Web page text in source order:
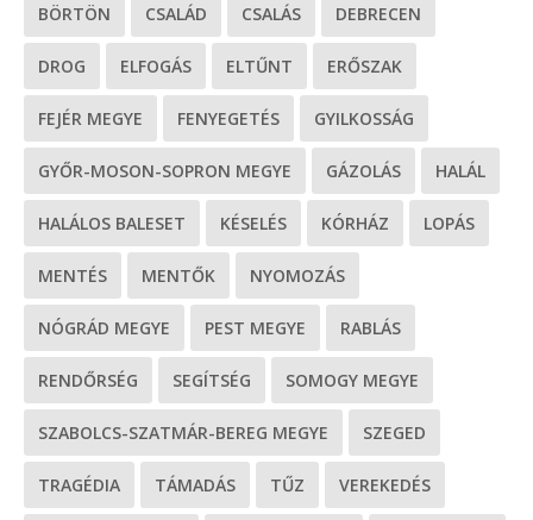
BÖRTÖN CSALÁD CSALÁS DEBRECEN
DROG ELFOGÁS ELTŰNT ERŐSZAK
FEJÉR MEGYE FENYEGETÉS GYILKOSSÁG
GYŐR-MOSON-SOPRON MEGYE GÁZOLÁS HALÁL
HALÁLOS BALESET KÉSELÉS KÓRHÁZ LOPÁS
MENTÉS MENTŐK NYOMOZÁS
NÓGRÁD MEGYE PEST MEGYE RABLÁS
RENDŐRSÉG SEGÍTSÉG SOMOGY MEGYE
SZABOLCS-SZATMÁR-BEREG MEGYE SZEGED
TRAGÉDIA TÁMADÁS TŰZ VEREKEDÉS